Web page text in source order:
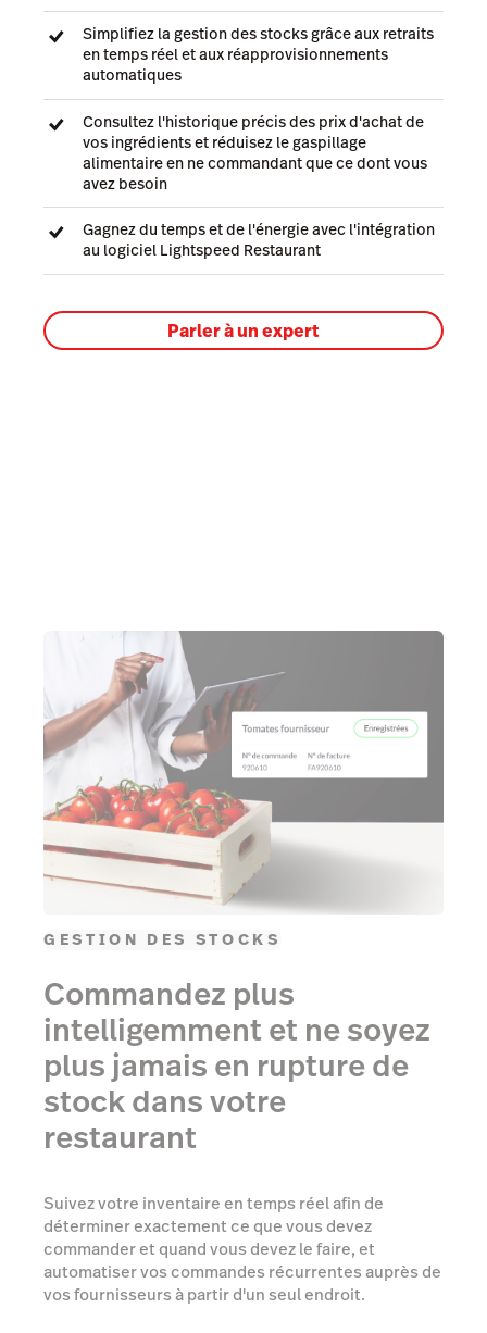
Simplifiez la gestion des stocks grâce aux retraits
en temps réel et aux réapprovisionnements
automatiques
Consultez l'historique précis des prix d'achat de
vos ingrédients et réduisez le gaspillage
alimentaire en ne commandant que ce dont vous
avez besoin
Gagnez du temps et de l'énergie avec l'intégration
au logiciel Lightspeed Restaurant
Parler à un expert
GESTION DES STOCKS
Commandez plus
intelligemment et ne soyez
plus jamais en rupture de
stock dans votre
restaurant
Suivez votre inventaire en temps réel afin de
déterminer exactement ce que vous devez
commander et quand vous devez le faire, et
automatiser vos commandes récurrentes auprès de
vos fournisseurs à partir d'un seul endroit.